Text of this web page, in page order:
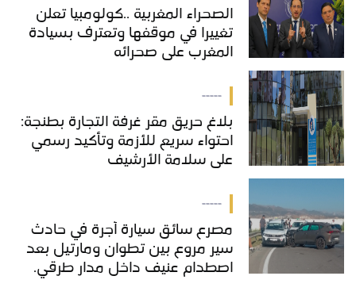
الصحراء المغربية ..كولومبيا تعلن
تغييرا في موقفها وتعترف بسيادة
المغرب على صحرائه
-----
بلاغ حريق مقر غرفة التجارة بطنجة:
احتواء سريع للأزمة وتأكيد رسمي
على سلامة الأرشيف
-----
مصرع سائق سيارة أجرة في حادث
سير مروع بين تطوان ومارتيل بعد
اصطدام عنيف داخل مدار طرقي.